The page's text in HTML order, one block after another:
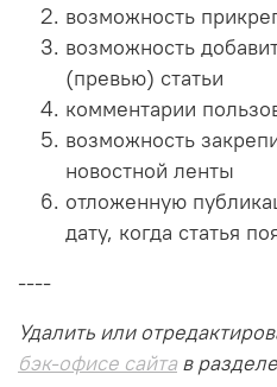
возможность
возможность
(превью) статьи
комментарии
возможность
новостной ленты
отложенную
дату, когда статья
----
Удалить или
бэк-офисе сайта в